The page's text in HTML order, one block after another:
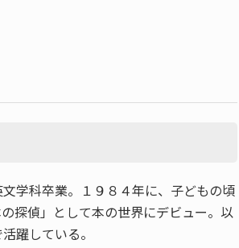
学科卒業。１９８４年に、子どもの頃
探偵」として本の世界にデビュー。以
躍している。